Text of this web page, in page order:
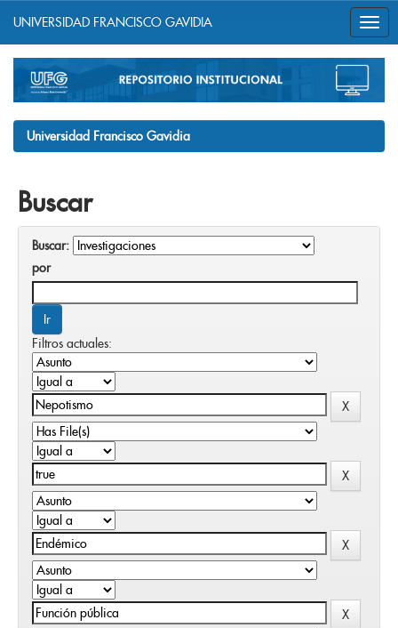
navigation
UNIVERSIDAD FRANCISCO GAVIDIA
Universidad Francisco Gavidia
Buscar
Buscar:
por
Filtros actuales: